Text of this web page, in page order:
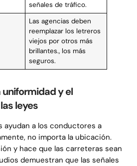
señales de tráfico.
Las agencias deben
reemplazar los letreros
viejos por otros más
brillantes., los más
seguros.
y el
leyes
ayudan a los conductores a
no importa la ubicación.
y hace que las carreteras sean
demuestran que las señales